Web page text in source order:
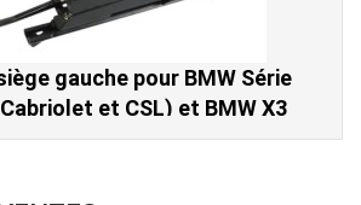
gauche pour BMW Série
et CSL) et BMW X3
E83 (2004-2010)